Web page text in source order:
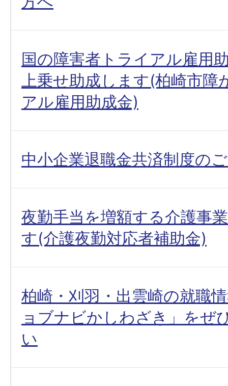
国の障害者トライアル雇用
上乗せ助成します(柏崎市障
アル雇用助成金)
中小企業退職金共済制度の
夜勤手当を増額する介護事
す(介護夜勤対応者補助金)
柏崎・刈羽・出雲崎の就職
ョブナビかしわざき」をぜ
い